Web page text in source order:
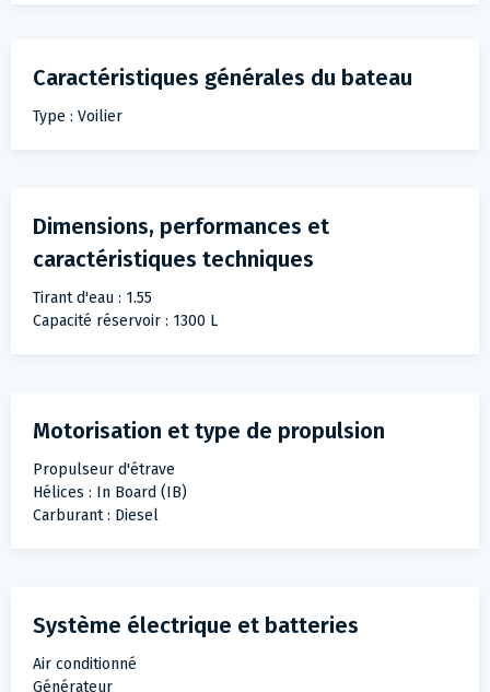
Caractéristiques générales du bateau
Type : Voilier
Dimensions, performances et
caractéristiques techniques
Tirant d'eau : 1.55
Capacité réservoir : 1300 L
Motorisation et type de propulsion
Propulseur d'étrave
Hélices : In Board (IB)
Carburant : Diesel
Système électrique et batteries
Air conditionné
Générateur